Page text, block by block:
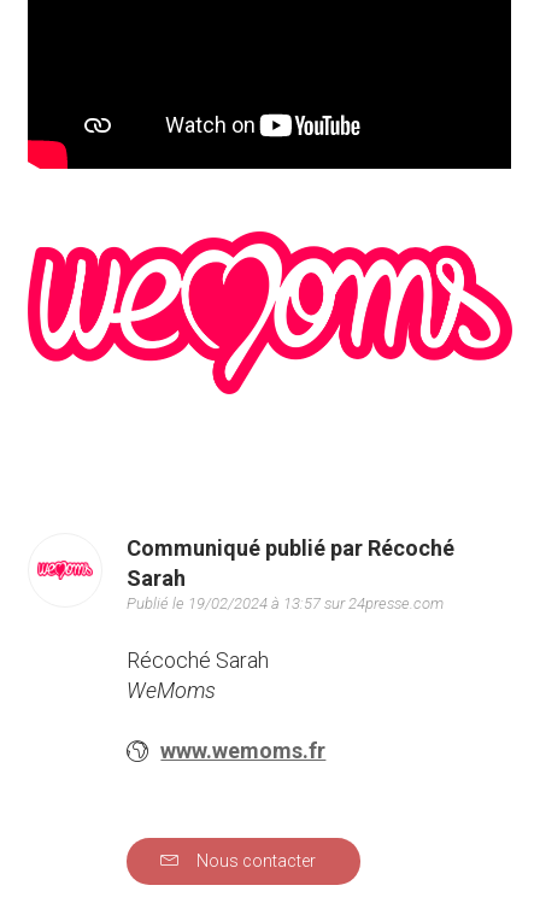
Communiqué publié par Récoché
Sarah
Publié le 19/02/2024 à 13:57 sur 24presse.com
Récoché Sarah
WeMoms
www.wemoms.fr
Nous contacter